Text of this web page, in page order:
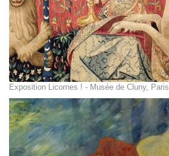
Exposition Licornes ! - Musée de Cluny, Paris